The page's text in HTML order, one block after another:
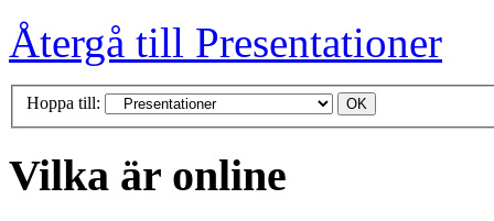
Återgå till Presentationer
Hoppa till:
Vilka är online